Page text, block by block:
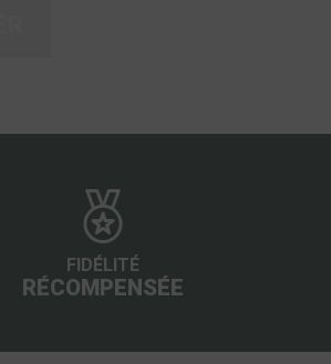
FIDÉLITÉ
RÉCOMPENSÉE